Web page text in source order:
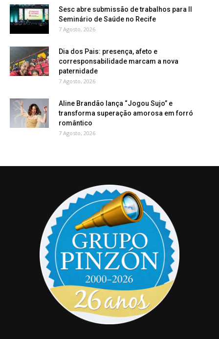
Sesc abre submissão de trabalhos para II
Seminário de Saúde no Recife
7 Agosto, 2026
Dia dos Pais: presença, afeto e
corresponsabilidade marcam a nova
paternidade
7 Agosto, 2026
Aline Brandão lança “Jogou Sujo” e
transforma superação amorosa em forró
romântico
7 Agosto, 2026